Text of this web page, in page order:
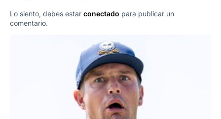
Lo siento, debes estar conectado para publicar un
comentario.